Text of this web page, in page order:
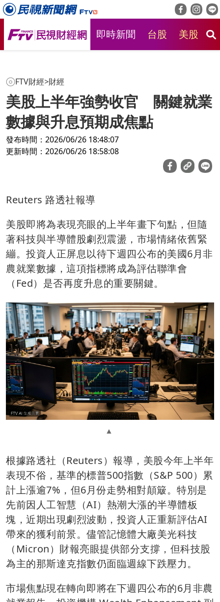
即時新聞 台股 美股
FTV財經>財經
美股上半年強勢收官 關鍵就業
數據與升息預期成焦點
發布時間：2026/06/26 18:48:07
更新時間：2026/06/26 18:58:08
Reuters 路透社報導
美股即將為表現亮眼的上半年畫下句點，但隨
著科技與半導體股劇烈震盪，市場情緒依舊緊
繃。投資人正屏息以待下週四公布的美國6月非
農就業數據，這項指標將成為評估聯準會
（Fed）是否再度升息的重要關鍵。
根據路透社（Reuters）報導，美股今年上半年
表現不俗，基準的標普500指數（S&P 500）累
計上漲逾7%，但6月份走勢相對顛簸。特別是
先前因人工智慧（AI）熱潮大漲的半導體板
塊，近期出現劇烈波動，投資人正重新評估AI
帶來的獲利前景。儘管記憶體大廠美光科技
（Micron）財報亮眼提供部分支撐，但科技股
為主的那斯達克指數仍面臨週線下跌壓力。
市場焦點現在轉向即將在下週四公布的6月非農